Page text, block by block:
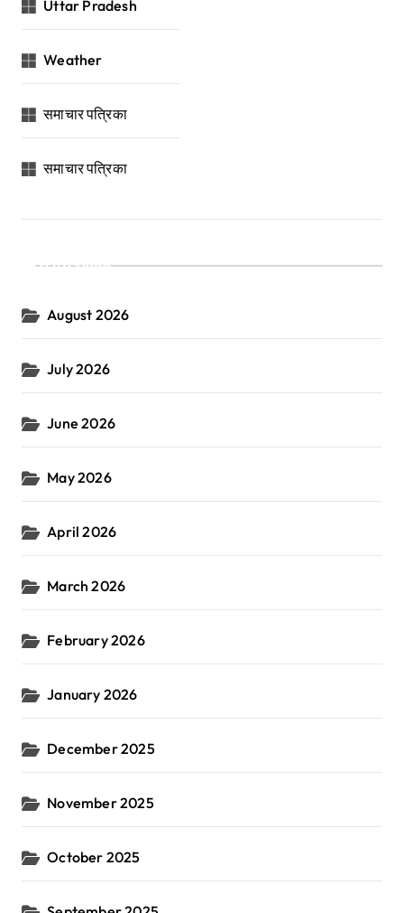
Uttar Pradesh
Weather
समाचार पत्रिका
समाचार पत्रिका
Archives
August 2026
July 2026
June 2026
May 2026
April 2026
March 2026
February 2026
January 2026
December 2025
November 2025
October 2025